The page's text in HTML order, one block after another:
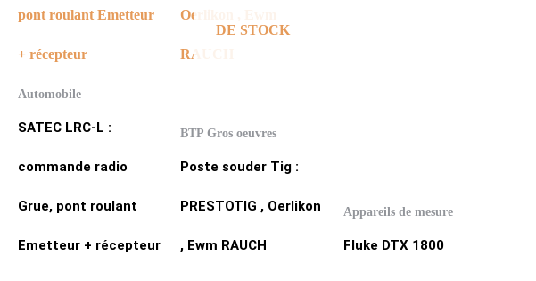
Automobile
SATEC LRC-L :
commande radio
Grue, pont roulant
Emetteur + récepteur
DE STOCK
BTP Gros oeuvres
Poste souder Tig :
PRESTOTIG , Oerlikon
, Ewm RAUCH
Appareils de mesure
Fluke DTX 1800